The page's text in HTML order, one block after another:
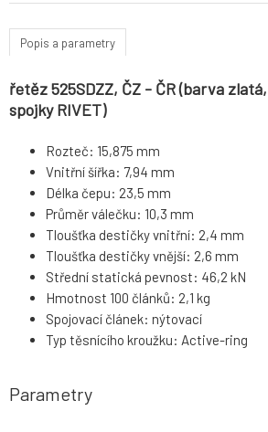
Popis a parametry
řetěz 525SDZZ, ČZ - ČR (barva
spojky RIVET)
Rozteč: 15,875 mm
Vnitřní šířka: 7,94 mm
Délka čepu: 23,5 mm
Průměr válečku: 10,3 mm
Tloušťka destičky vnitřní: 2,4 mm
Tloušťka destičky vnější: 2,6 mm
Střední statická pevnost: 46,2 kN
Hmotnost 100 článků: 2,1 kg
Spojovací článek: nýtovací
Typ těsnícího kroužku: Active-ring
Parametry